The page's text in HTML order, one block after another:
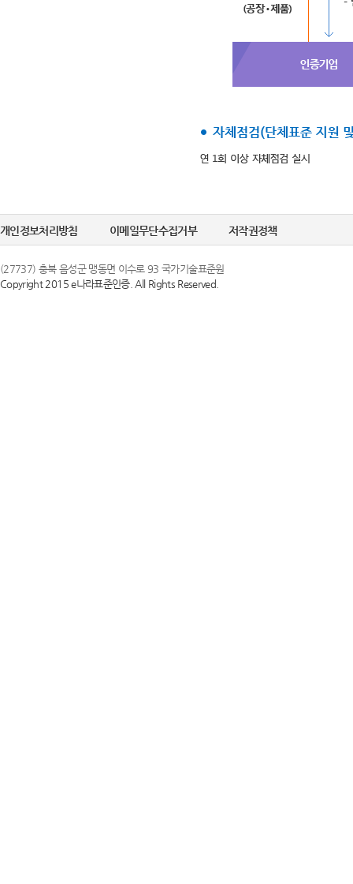
개인정보처리방침 이메일무단수집거부 저작권정책
(27737) 충북 음성군 맹동면 이수로 93 국가기술표준원
Copyright 2015 e나라표준인증. All Rights Reserved.